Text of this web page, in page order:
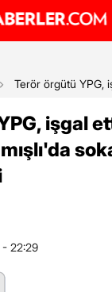
Terör örgütü YPG,
işgal
- 22:29